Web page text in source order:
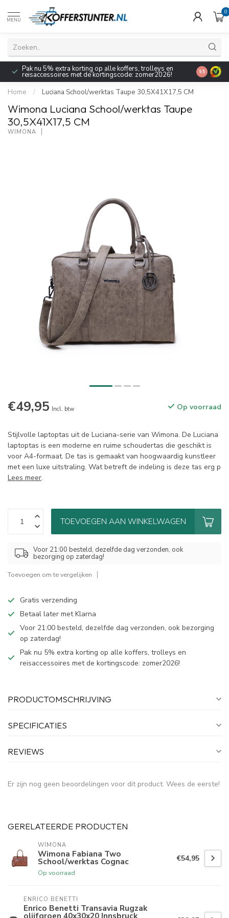
MENU
0
Pak nu 5% extra korting op alle koffers, trolleys en
reisaccessoires met de kortingscode: zomer2026! 9.5
Home / Luciana School/werktas Taupe 30,5X41X17,5 CM
Wimona Luciana School/werktas Taupe
30,5X41X17,5 CM
WIMONA
€49,95 Incl. btw Op voorraad
Stijlvolle laptoptas uit de Luciana-serie van Wimona. De Luciana
laptoptas is een moderne en ruime schoudertas die geschikt is
voor A4-formaat. De tas is gemaakt van hoogwaardig kunstleer
met een luxe uitstraling. Wat betreft de indeling is deze tas erg p
Lees meer.
TOEVOEGEN AAN WINKELWAGEN
Voor 21:00 besteld, dezelfde dag verzonden, ook
bezorging op zaterdag!
Toevoegen om te vergelijken
Gratis verzending
Betaal later met Klarna
Voor 21:00 besteld, dezelfde dag verzonden, ook bezorging
op zaterdag!
Pak nu 5% extra korting op alle koffers, trolleys en
reisaccessoires met de kortingscode: zomer2026!
PRODUCTOMSCHRIJVING
SPECIFICATIES
REVIEWS
Er zijn nog geen beoordelingen voor dit product. Wees de eerste!
GERELATEERDE PRODUCTEN
WIMONA
Wimona Fabiana Two
School/werktas Cognac
Op voorraad
€54,95
ENRICO BENETTI
Enrico Benetti Transavia Rugzak
olijfgroen 40x30x20 Innsbruck